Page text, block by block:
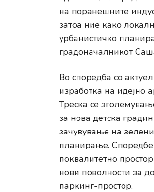
на поранешните
затоа ние како
урбанистичко
градоначалникот
Во споредба со
изработка на идејно
Треска се
за нова детска
зачувување на
планирање.
поквалитетно
нови поволности за
паркинг-простор.